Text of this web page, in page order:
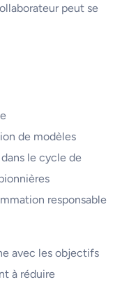
peut se
de modèles
le cycle de
responsable
avec les objectifs
à réduire